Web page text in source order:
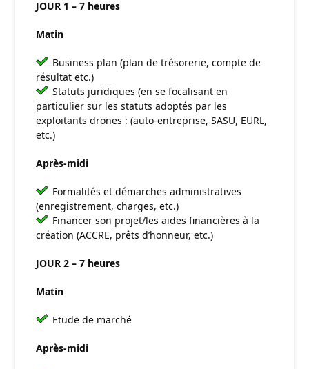
JOUR 1 – 7 heures
Matin
Business plan (plan de trésorerie, compte de
résultat etc.)
Statuts juridiques (en se focalisant en
particulier sur les statuts adoptés par les
exploitants drones : (auto-entreprise, SASU, EURL,
etc.)
Après-midi
Formalités et démarches administratives
(enregistrement, charges, etc.)
Financer son projet/les aides financières à la
création (ACCRE, prêts d’honneur, etc.)
JOUR 2 – 7 heures
Matin
Etude de marché
Après-midi